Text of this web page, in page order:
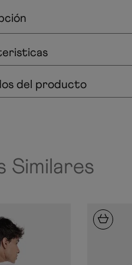
del producto
Similares